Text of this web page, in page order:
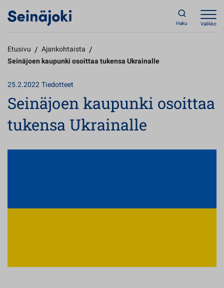
Haku Valikko
Etusivu / Ajankohtaista /
Seinäjoen kaupunki osoittaa tukensa Ukrainalle
25.2.2022Tiedotteet
Seinäjoen kaupunki osoittaa
tukensa Ukrainalle